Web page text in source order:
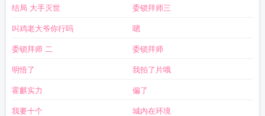
真的平凡生活不修仙了 不修仙的异能都市完结研究生的修真生活
不凡的修真生活在线观看 都市不修仙不异能
结局 大手灭世 委锁拜师三
叫鸡老大爷你行吗 嗯
委锁拜师 二 委锁拜师
明悟了 我拍了片哦
霍麒实力 偏了
我要十个 城内在环境